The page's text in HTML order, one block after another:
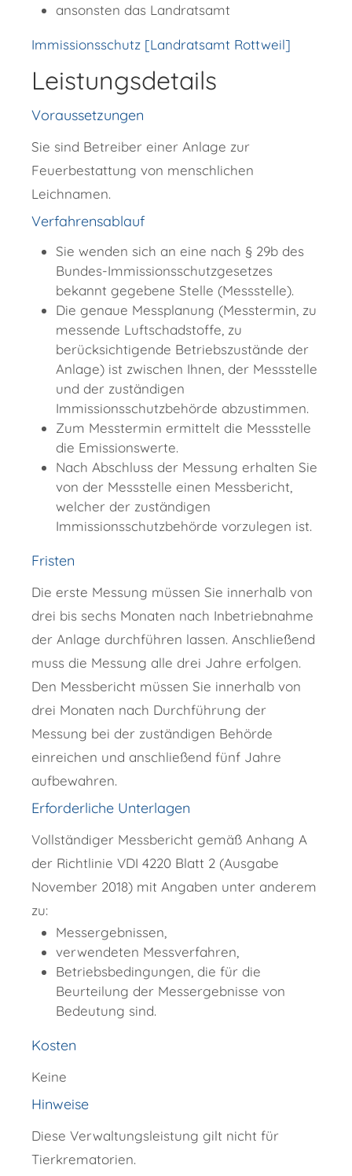
ansonsten das Landratsamt
Immissionsschutz [Landratsamt Rottweil]
Leistungsdetails
Voraussetzungen
Sie sind Betreiber einer Anlage zur
Feuerbestattung von menschlichen
Leichnamen.
Verfahrensablauf
Sie wenden sich an eine nach § 29b des
Bundes-Immissionsschutzgesetzes
bekannt gegebene Stelle (Messstelle).
Die genaue Messplanung (Messtermin, zu
messende Luftschadstoffe, zu
berücksichtigende Betriebszustände der
Anlage) ist zwischen Ihnen, der Messstelle
und der zuständigen
Immissionsschutzbehörde abzustimmen.
Zum Messtermin ermittelt die Messstelle
die Emissionswerte.
Nach Abschluss der Messung erhalten Sie
von der Messstelle einen Messbericht,
welcher der zuständigen
Immissionsschutzbehörde vorzulegen ist.
Fristen
Die erste Messung müssen Sie innerhalb von
drei bis sechs Monaten nach Inbetriebnahme
der Anlage durchführen lassen. Anschließend
muss die Messung alle drei Jahre erfolgen.
Den Messbericht müssen Sie innerhalb von
drei Monaten nach Durchführung der
Messung bei der zuständigen Behörde
einreichen und anschließend fünf Jahre
aufbewahren.
Erforderliche Unterlagen
Vollständiger Messbericht gemäß Anhang A
der Richtlinie VDI 4220 Blatt 2 (Ausgabe
November 2018) mit Angaben unter anderem
zu:
Messergebnissen,
verwendeten Messverfahren,
Betriebsbedingungen, die für die
Beurteilung der Messergebnisse von
Bedeutung sind.
Kosten
Keine
Hinweise
Diese Verwaltungsleistung gilt nicht für
Tierkrematorien.